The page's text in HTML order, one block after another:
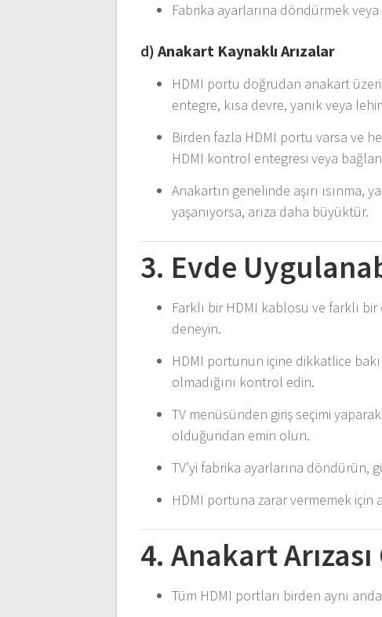
Fabrika ayarlarına döndürmek
d)Anakart Kaynaklı Arızalar
HDMI portu doğrudan anakart
entegre, kısa devre, yanık veya
Birden fazla HDMI portu varsa ve
HDMI kontrol entegresi veya
Anakartın genelinde aşırı
yaşanıyorsa, arıza daha büyüktür.
3. Evde
Farklı bir HDMI kablosu ve farklı
deneyin.
HDMI portunun içine dikkatlice
olmadığını kontrol edin.
TV menüsünden giriş seçimi
olduğundan emin olun.
TV’yi fabrika ayarlarına döndürün,
HDMI portuna zarar vermemek için
4. Anakart
Tüm HDMI portları birden aynı